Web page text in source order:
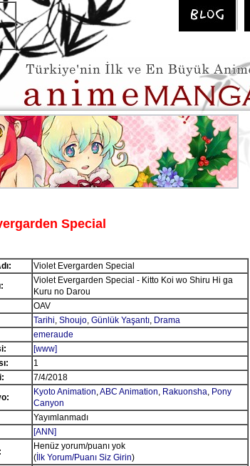
Special
Violet Evergarden Special
Violet Evergarden Special - Kitto Koi wo Shiru Hi ga
Kuru no Darou
OAV
Tarihi, Shoujo, Günlük Yaşantı, Drama
emeraude
[www]
1
7/4/2018
Kyoto Animation,ABC Animation, Rakuonsha, Pony
Canyon
Yayımlanmadı
[ANN]
Henüz yorum/puanı yok
(İlk Yorum/Puanı Siz Girin)